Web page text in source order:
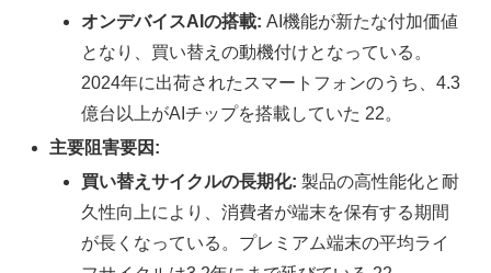
オンデバイスAIの搭載: AI機能が新たな付加価値
となり、買い替えの動機付けとなっている。
2024年に出荷されたスマートフォンのうち、4.3
億台以上がAIチップを搭載していた 22。
主要阻害要因:
買い替えサイクルの長期化: 製品の高性能化と耐
久性向上により、消費者が端末を保有する期間
が長くなっている。プレミアム端末の平均ライ